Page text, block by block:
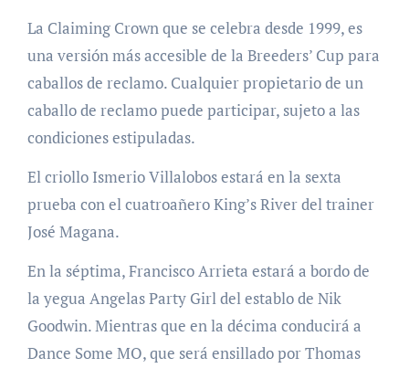
La Claiming Crown que se celebra desde 1999, es
una versión más accesible de la Breeders’ Cup para
caballos de reclamo. Cualquier propietario de un
caballo de reclamo puede participar, sujeto a las
condiciones estipuladas.
El criollo Ismerio Villalobos estará en la sexta
prueba con el cuatroañero King’s River del trainer
José Magana.
En la séptima, Francisco Arrieta estará a bordo de
la yegua Angelas Party Girl del establo de Nik
Goodwin. Mientras que en la décima conducirá a
Dance Some MO, que será ensillado por Thomas